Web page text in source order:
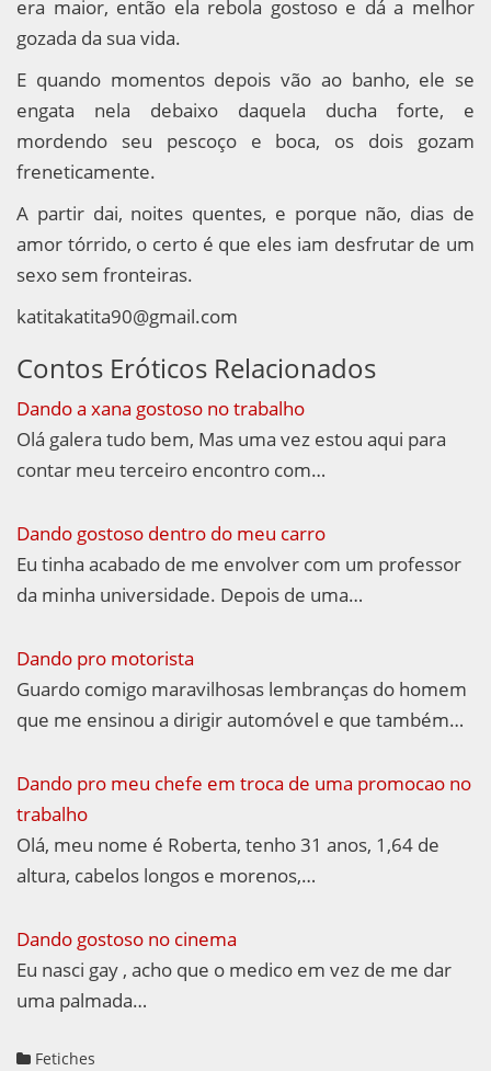
era maior, então ela rebola gostoso e dá a melhor
gozada da sua vida.
E quando momentos depois vão ao banho, ele se
engata nela debaixo daquela ducha forte, e
mordendo seu pescoço e boca, os dois gozam
freneticamente.
A partir dai, noites quentes, e porque não, dias de
amor tórrido, o certo é que eles iam desfrutar de um
sexo sem fronteiras.
katitakatita90@gmail.com
Contos Eróticos Relacionados
Dando a xana gostoso no trabalho
Olá galera tudo bem, Mas uma vez estou aqui para
contar meu terceiro encontro com…
Dando gostoso dentro do meu carro
Eu tinha acabado de me envolver com um professor
da minha universidade. Depois de uma…
Dando pro motorista
Guardo comigo maravilhosas lembranças do homem
que me ensinou a dirigir automóvel e que também…
Dando pro meu chefe em troca de uma promocao no
trabalho
Olá, meu nome é Roberta, tenho 31 anos, 1,64 de
altura, cabelos longos e morenos,…
Dando gostoso no cinema
Eu nasci gay , acho que o medico em vez de me dar
uma palmada…
Fetiches